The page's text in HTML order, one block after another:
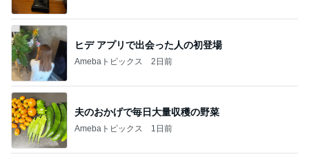
ヒデ アプリで出会った人の初登場
Amebaトピックス 2日前
夫のおかげで毎日大量収穫の野菜
Amebaトピックス 1日前